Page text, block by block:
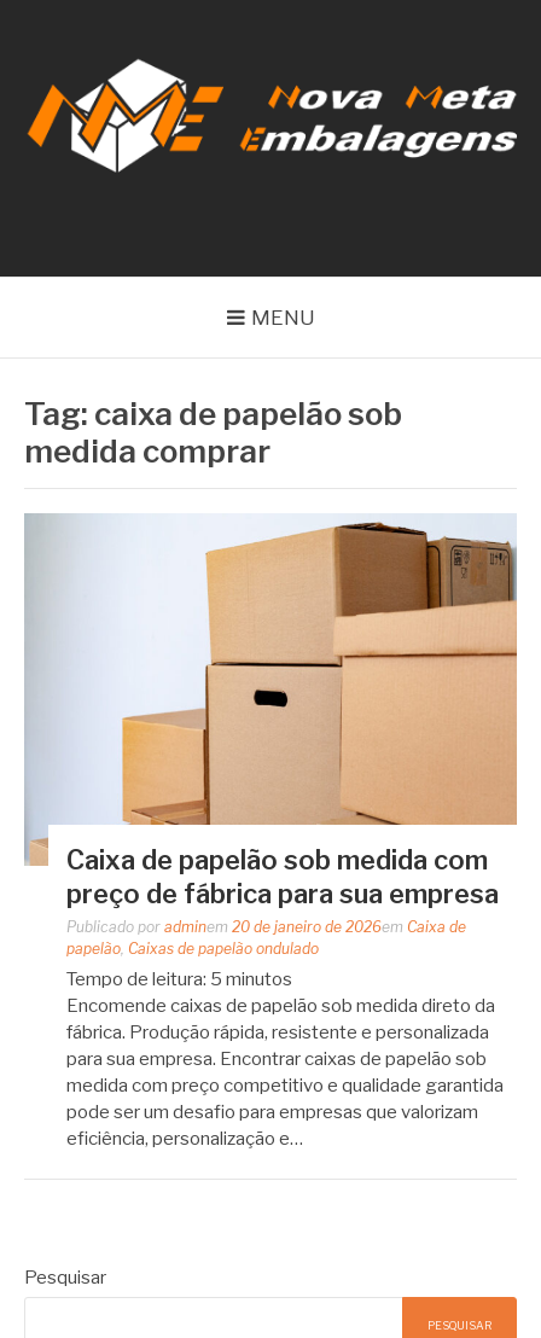
conteúdo
MENU
Tag: caixa de papelão sob
medida comprar
Caixa de papelão sob medida com
preço de fábrica para sua empresa
Publicado por adminem 20 de janeiro de 2026em Caixa de
papelão Caixas de papelão ondulado
Tempo de leitura: 5 minutos
Encomende caixas de papelão sob medida direto da
fábrica. Produção rápida, resistente e personalizada
para sua empresa. Encontrar caixas de papelão sob
medida com preço competitivo e qualidade garantida
pode ser um desafio para empresas que valorizam
eficiência, personalização e…
Pesquisar
PESQUISAR